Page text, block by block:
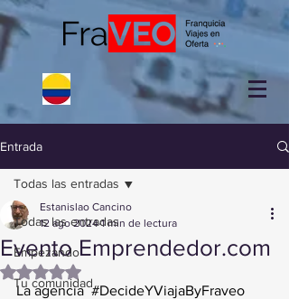
Entrada
Todas las entradas
Empezando
Tu comunidad
Todas las entradas
Evento Emprendedor.com
Estanislao Cancino
12 ago 2024 1 min de lectura
Obtuvo NaN de 5 estrellas.
La agencia #DecideYViajaByFraveo